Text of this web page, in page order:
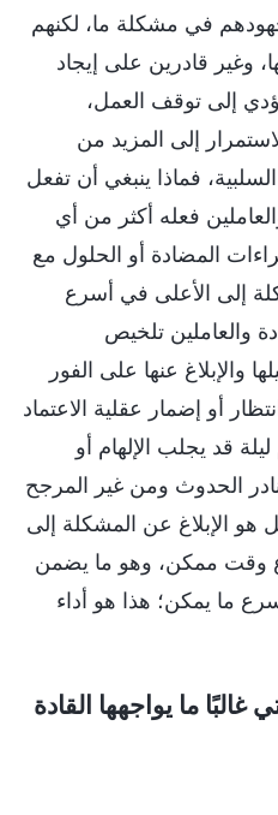
في مشكلة ما، لكنهم
وغير قادرين على إيجاد
يؤدي إلى توقف العمل،
إلى المزيد من
فماذا ينبغي أن تفعل
فعله أكثر من أي
المضادة أو الحلول مع
إلى الأعلى في أسرع
والعاملين تلخيص
والإبلاغ عنها على الفور
أو إضمار عقلية الاعتماد
قد يجلب الإلهام أو
الحدوث ومن غير المرجح
الإبلاغ عن المشكلة إلى
وقت ممكن، وهو ما يضمن
ما يمكن؛ هذا هو أداء
غالبًا ما يواجهها القادة